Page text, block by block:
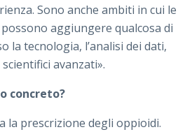
Sono anche ambiti in cui le
possono aggiungere qualcosa di
la tecnologia, l’analisi dei dati,
avanzati».
concreto?
la prescrizione degli oppioidi.